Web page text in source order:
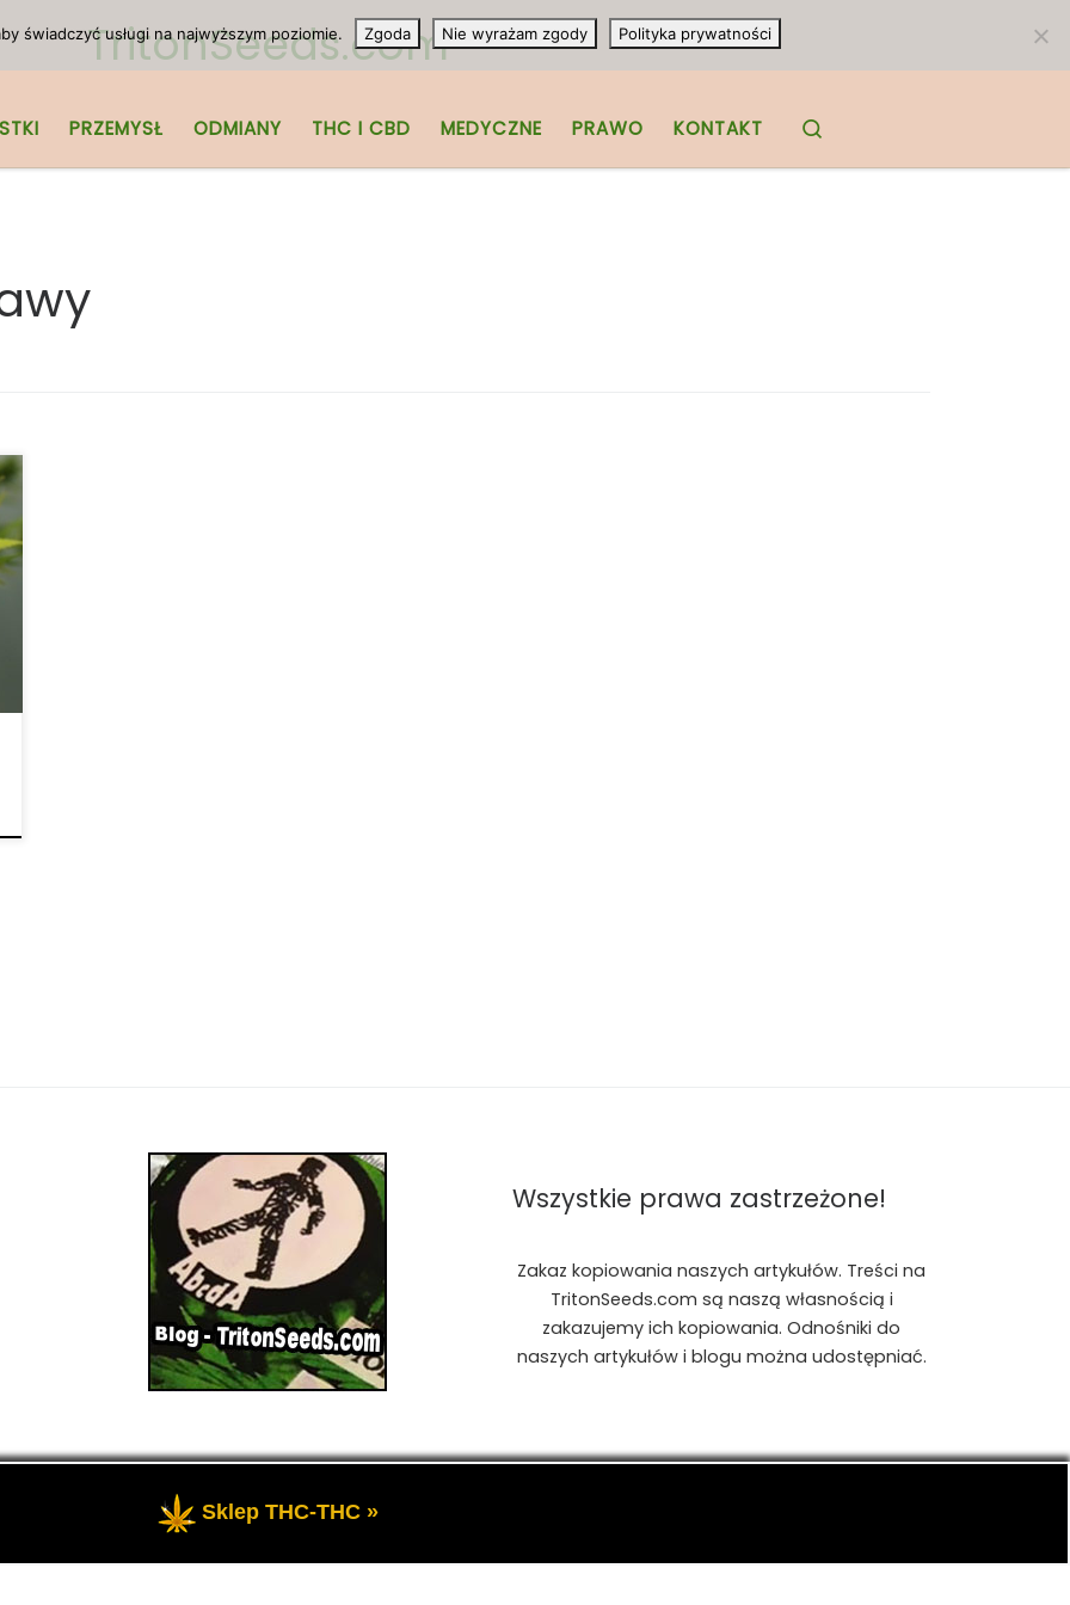
TritonSeeds.com
PRZEMYSŁ ODMIANY THC I CBD MEDYCZNE PRAWO KONTAKT
Wszystkie prawa zastrzeżone!
Zakaz kopiowania naszych artykułów. Treści na
TritonSeeds.com są naszą własnością i
zakazujemy ich kopiowania. Odnośniki do
naszych artykułów i blogu można udostępniać.
- Przedstawia portal-blog o Marihuanie, cannabis, konopiach indyjskich, CBD, RSO, THC.
świadczyć usługi na najwyższym poziomie. Zgoda Nie wyrażam zgody Polityka prywatności
Sklep THC-THC »